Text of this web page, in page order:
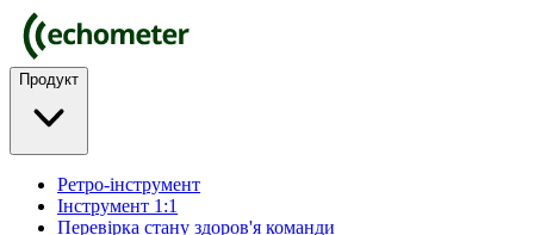
Продукт
Ретро-інструмент
Інструмент 1:1
Перевірка стану здоров'я команди